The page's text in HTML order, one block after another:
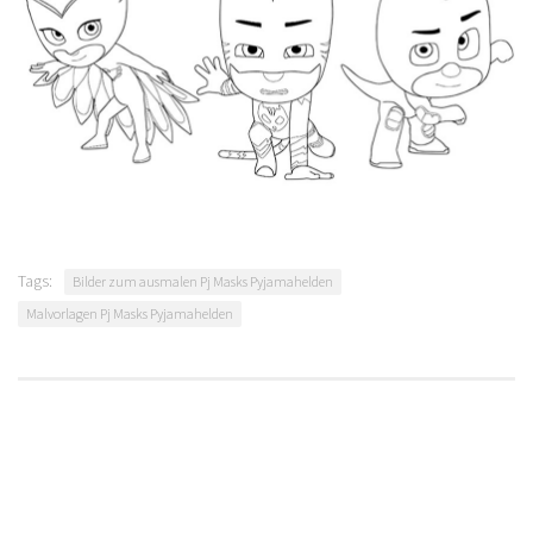
Tags:
Bilder zum ausmalen Pj Masks Pyjamahelden
Malvorlagen Pj Masks Pyjamahelden